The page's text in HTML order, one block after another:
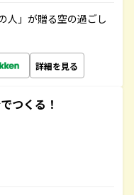
人」が贈る空の過ごし
詳細を見る
つくる！